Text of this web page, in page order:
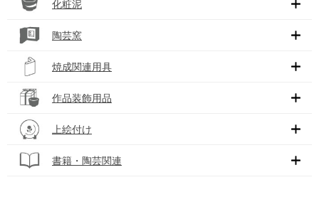
化粧泥
陶芸窯
焼成関連用具
作品装飾用品
上絵付け
書籍・陶芸関連